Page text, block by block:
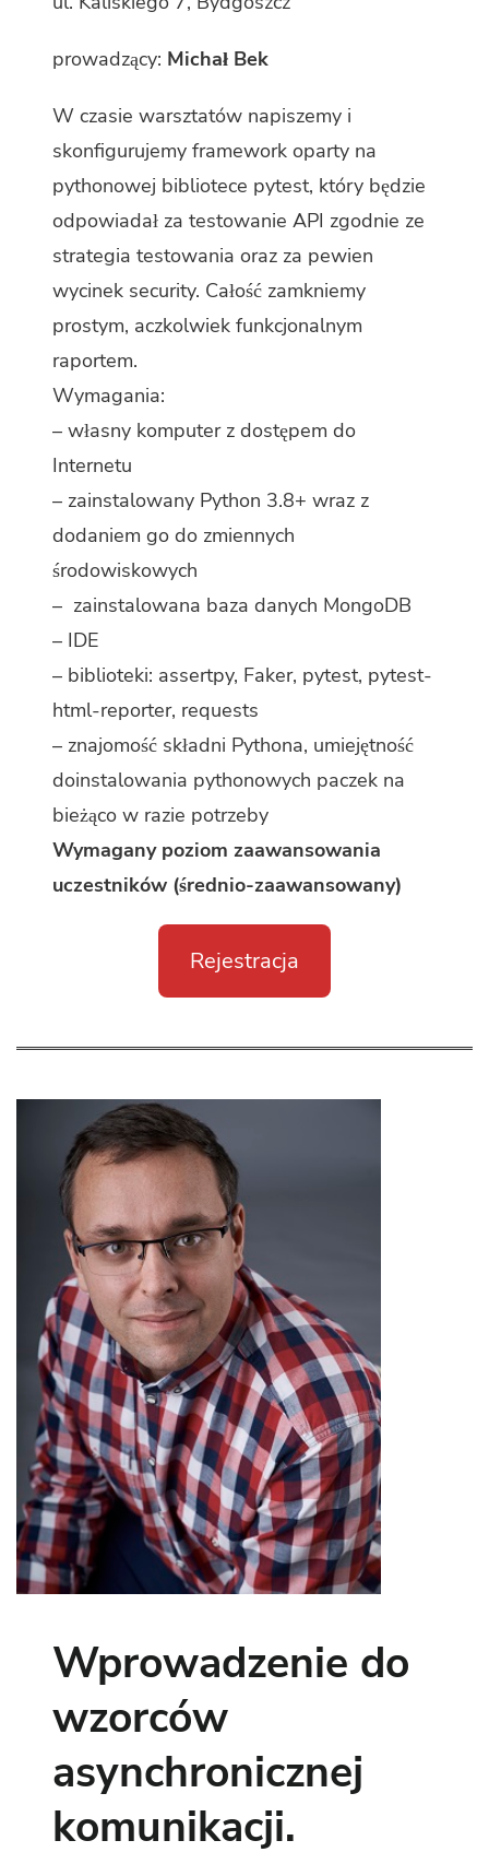
prowadzący: Michał Bek
W czasie warsztatów napiszemy i
skonfigurujemy framework oparty na
pythonowej bibliotece pytest, który będzie
odpowiadał za testowanie API zgodnie ze
strategia testowania oraz za pewien
wycinek security. Całość zamkniemy
prostym, aczkolwiek funkcjonalnym
raportem.
Wymagania:
– własny komputer z dostępem do
Internetu
– zainstalowany Python 3.8+ wraz z
dodaniem go do zmiennych
środowiskowych
– zainstalowana baza danych MongoDB
– IDE
– biblioteki: assertpy, Faker, pytest, pytest-
html-reporter, requests
– znajomość składni Pythona, umiejętność
doinstalowania pythonowych paczek na
bieżąco w razie potrzeby
Wymagany poziom zaawansowania
uczestników (średnio-zaawansowany)
Rejestracja
Wprowadzenie do
wzorców
asynchronicznej
komunikacji.